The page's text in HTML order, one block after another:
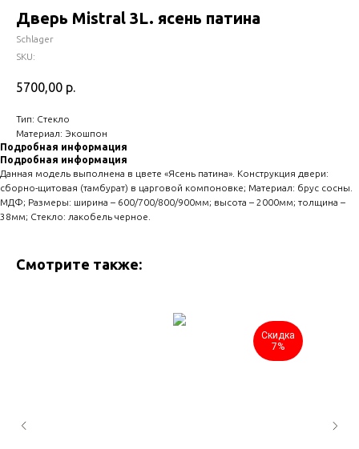
Дверь Mistral 3L. ясень патина
Schlager
SKU:
5700,00 р.
Тип: Стекло
Материал: Экошпон
Подробная информация
Подробная информация
Данная модель выполнена в цвете «Ясень патина». Конструкция двери:
сборно-щитовая (тамбурат) в царговой компоновке; Материал: брус сосны.
МДФ; Размеры: ширина – 600/700/800/900мм; высота – 2000мм; толщина –
38мм; Стекло: лакобель черное.
Смотрите также:
Скидка
7%